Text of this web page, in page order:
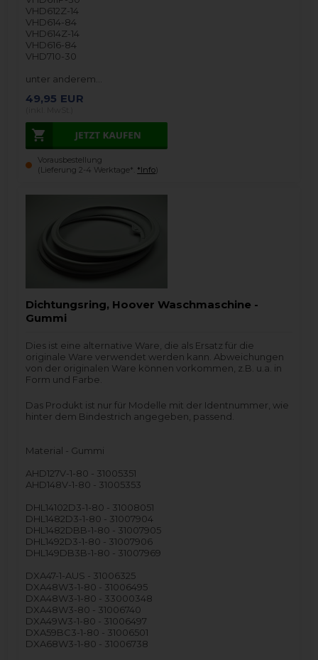
VHD612Z-14
VHD614-84
VHD614Z-14
VHD616-84
VHD710-30
unter anderem…
49,95 EUR
Vorausbestellung
(Lieferung 2-4 Werktage*. *Info)
Dichtungsring, Hoover Waschmaschine -
Gummi
Dies ist eine alternative Ware, die als Ersatz für die
originale Ware verwendet werden kann. Abweichungen
von der originalen Ware können vorkommen, z.B. u.a. in
Form und Farbe.
Das Produkt ist nur für Modelle mit der Identnummer, wie
hinter dem Bindestrich angegeben, passend.
Material - Gummi
AHD127V-1-80 - 31005351
AHD148V-1-80 - 31005353
DHL14102D3-1-80 - 31008051
DHL1482D3-1-80 - 31007904
DHL1482DBB-1-80 - 31007905
DHL1492D3-1-80 - 31007906
DHL149DB3B-1-80 - 31007969
DXA47-1-AUS - 31006325
DXA48W3-1-80 - 31006495
DXA48W3-1-80 - 33000348
DXA48W3-80 - 31006740
DXA49W3-1-80 - 31006497
DXA59BC3-1-80 - 31006501
DXA68W3-1-80 - 31006738